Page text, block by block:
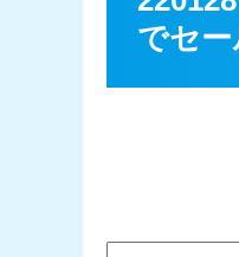
でセ